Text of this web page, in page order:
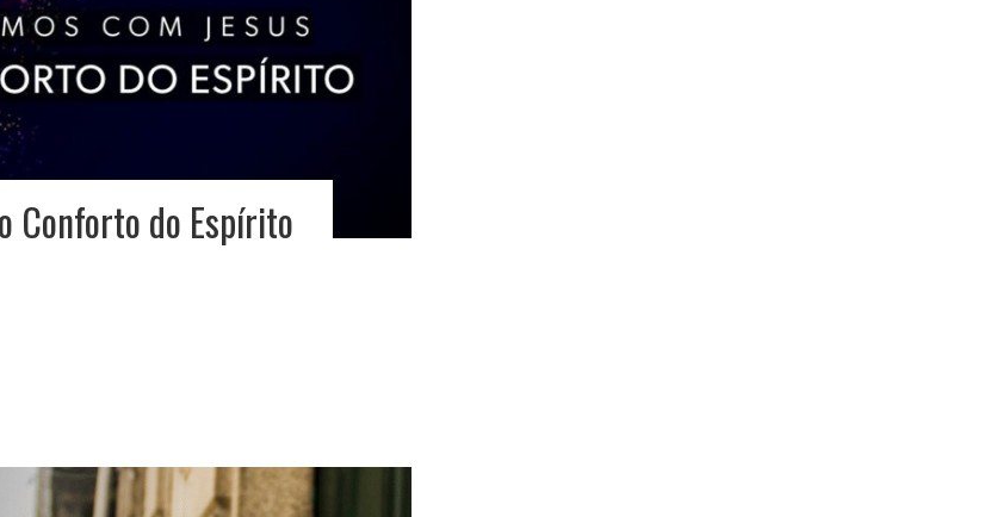
Conforto do Espírito